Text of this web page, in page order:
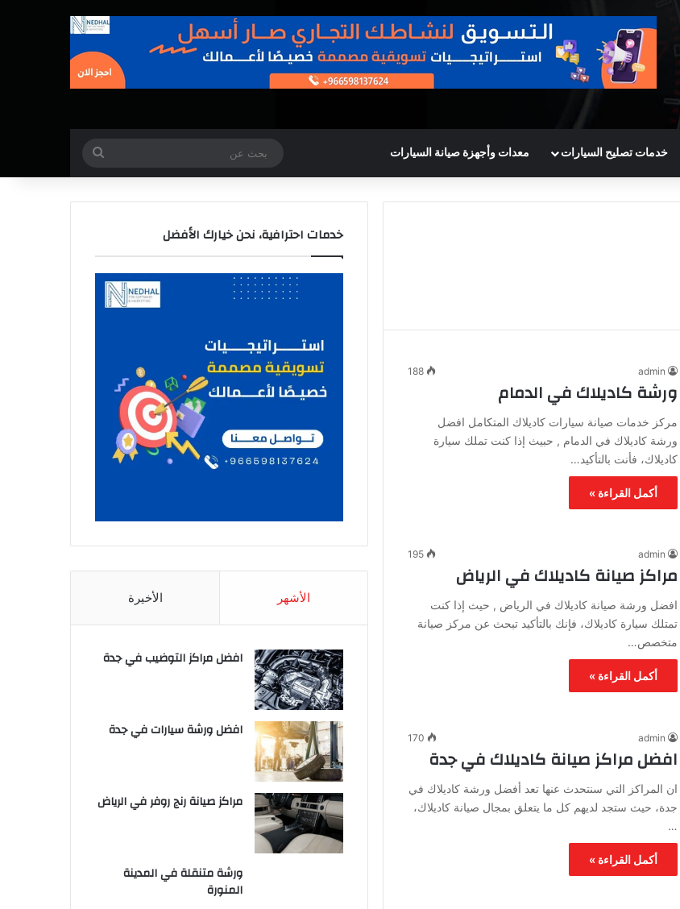
خدمات تصليح السيارات معدات وأجهزة صيانة السيارات
عن
admin
188
ورشة كاديلاك في الدمام
مركز خدمات صيانة سيارات كاديلاك المتكامل افضل
ورشة كاديلاك في الدمام , حبيث إذا كنت تملك سيارة
كاديلاك، فأنت بالتأكيد…
أكمل القراءة »
admin
195
مراكز صيانة كاديلاك في الرياض
افضل ورشة صيانة كاديلاك في الرياض , حيث إذا كنت
تمتلك سيارة كاديلاك، فإنك بالتأكيد تبحث عن مركز صيانة
متخصص…
أكمل القراءة »
admin
170
افضل مراكز صيانة كاديلاك في جدة
ان المراكز التي سنتحدث عنها تعد أفضل ورشة كاديلاك في
جدة، حيث ستجد لديهم كل ما يتعلق بمجال صيانة كاديلاك،
…
أكمل القراءة »
خدمات احترافية، نحن خيارك الأفضل
الأشهر الأخيرة
افضل مراكز التوضيب في جدة
افضل ورشة سيارات في جدة
مراكز صيانة رنج روفر في الرياض
ورشة متنقلة في المدينة
المنورة